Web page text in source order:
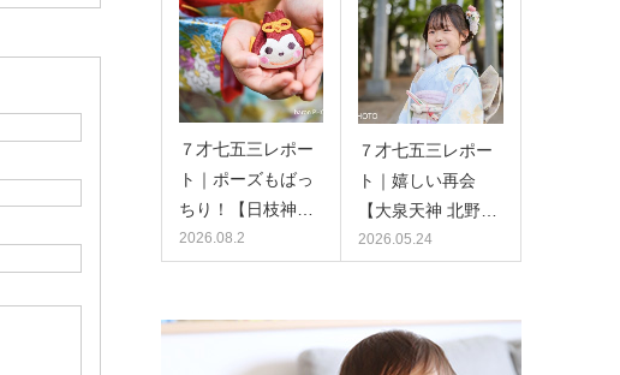
７才七五三レポー
ト｜ポーズもばっ
ちり！【日枝神…
2026.08.2
７才七五三レポー
ト｜嬉しい再会
【大泉天神 北野…
2026.05.24